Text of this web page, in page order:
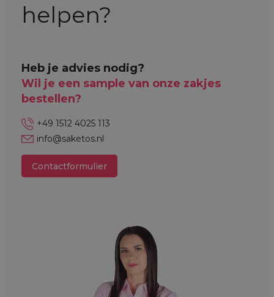
helpen?
Heb je advies nodig?
Wil je een sample van onze zakjes
bestellen?
+49 1512 4025 113
info@saketos.nl
Contactformulier